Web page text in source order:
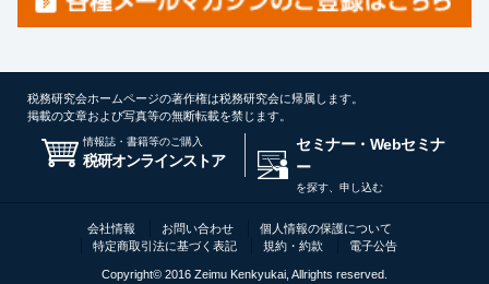
税務研究会ホームページの著作権は税務研究会に帰属します。
掲載の文章および写真等の無断転載を禁じます。
情報誌・書籍等のご購入
税研オンラインストア
セミナー・Webセミナ
ー
を探す、申し込む
会社情報 お問い合わせ
個人情報の保護について
特定商取引法に基づく表記
規約・約款 電子公告
Copyright© 2016 Zeimu Kenkyukai, Allrights reserved.